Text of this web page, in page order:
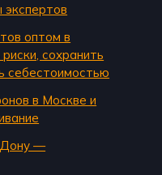
экспертов
оптом в
сохранить
себестоимостью
в Москве и
Дону —